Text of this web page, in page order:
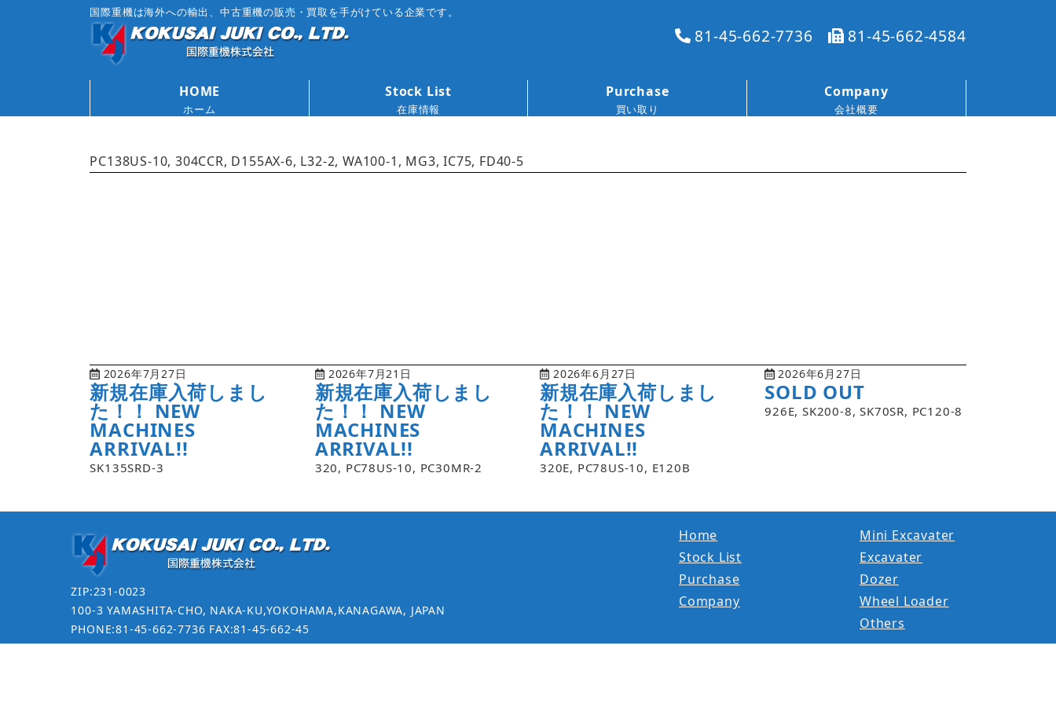
国際重機は海外への輸出、中古重機の販売・買取を手がけている企業です。
81-45-662-7736 81-45-662-4584
HOME
ホーム
Stock List
在庫情報
Purchase
買い取り
Company
会社概要
PC138US-10, 304CCR, D155AX-6, L32-2, WA100-1, MG3, IC75, FD40-5
2026年7月27日
新規在庫入荷しまし
た！！ NEW
MACHINES
ARRIVAL!!
SK135SRD-3
2026年7月21日
新規在庫入荷しまし
た！！ NEW
MACHINES
ARRIVAL!!
320, PC78US-10, PC30MR-2
2026年6月27日
新規在庫入荷しまし
た！！ NEW
MACHINES
ARRIVAL!!
320E, PC78US-10, E120B
2026年6月27日
SOLD OUT
926E, SK200-8, SK70SR, PC120-8
ZIP:231-0023
100-3 YAMASHITA-CHO, NAKA-KU,YOKOHAMA,KANAGAWA, JAPAN
PHONE:81-45-662-7736 FAX:81-45-662-45
Home
Stock List
Purchase
Company
Mini Excavater
Excavater
Dozer
Wheel Loader
Others